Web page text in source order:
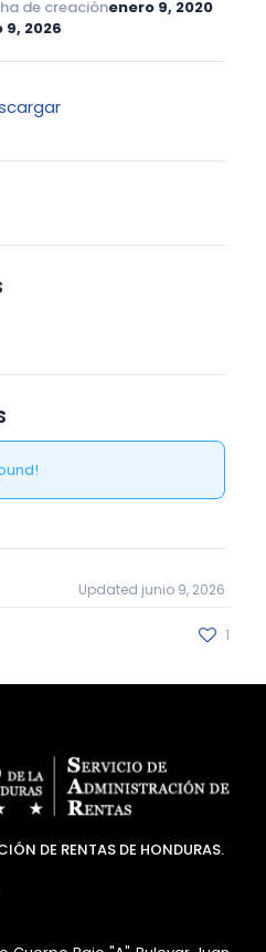
de creaciónenero 9, 2020
9, 2026
Updated junio 9, 2026
1
DE RENTAS DE HONDURAS.